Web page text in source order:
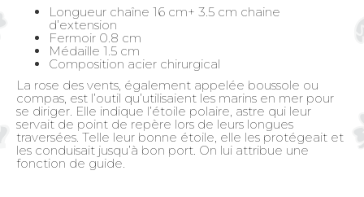
Longueur chaîne 16 cm+ 3.5 cm chaine
d’extension
Fermoir 0.8 cm
Médaille 1.5 cm
Composition acier chirurgical
La rose des vents, également appelée boussole ou
compas, est l’outil qu’utilisaient les marins en mer pour
se diriger. Elle indique l’étoile polaire, astre qui leur
servait de point de repère lors de leurs longues
traversées. Telle leur bonne étoile, elle les protégeait et
les conduisait jusqu’à bon port. On lui attribue une
fonction de guide.